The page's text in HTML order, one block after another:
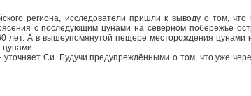
региона, исследователи пришли к выводу о том,
с последующим цунами на северном побережье
лет. А в вышеупомянутой пещере месторождения
цунами.
Си. Будучи предупреждёнными о том, что уже